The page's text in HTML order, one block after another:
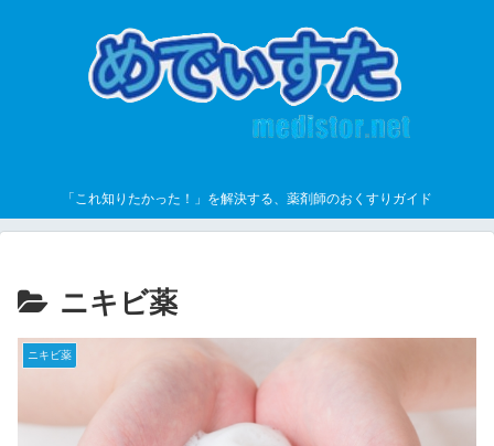
「これ知りたかった！」を解決する、薬剤師のおくすりガイド
ニキビ薬
ニキビ薬